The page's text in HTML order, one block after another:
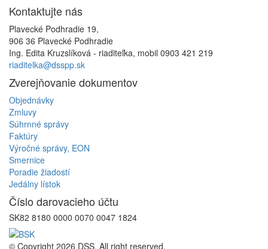
Kontaktujte nás
Plavecké Podhradie 19,
906 36 Plavecké Podhradie
Ing. Edita Kruzslíková - riaditeľka, mobil 0903 421 219
riaditelka@dsspp.sk
Zverejňovaniedokumentov
Objednávky
Zmluvy
Súhrnné správy
Faktúry
Výročné správy, EON
Smernice
Poradie žiadostí
Jedálny lístok
Číslo darovacieho účtu
SK82 8180 0000 0070 0047 1824
© Copyright 2026 DSS. All right reserved.